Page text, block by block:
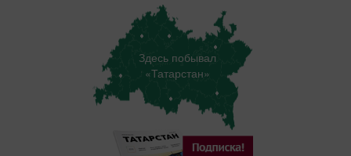
Здесь побывал
«Татарстан»